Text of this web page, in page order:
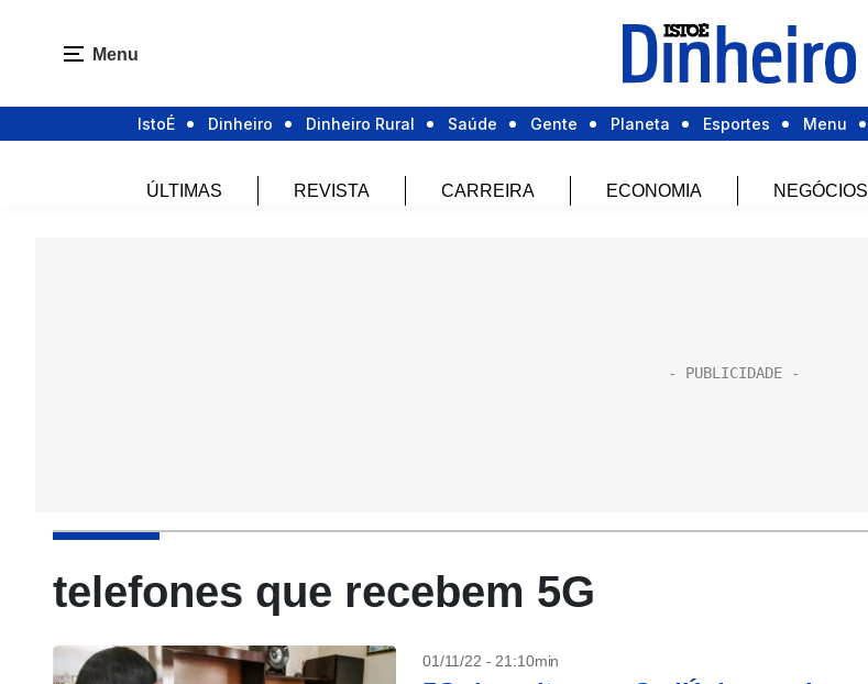
Menu
IstoÉ Dinheiro Dinheiro Rural Saúde Gente Planeta Esportes Menu
ÚLTIMAS REVISTA CARREIRA ECONOMIA NEGÓCIOS
telefones que recebem 5G
01/11/22 - 21:10min